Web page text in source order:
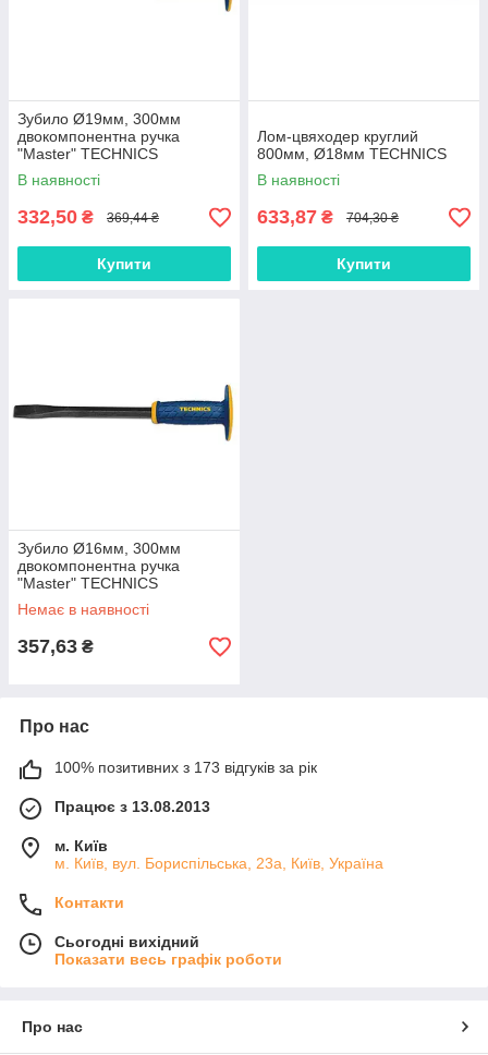
Зубило Ø19мм, 300мм
двокомпонентна ручка
"Master" TECHNICS
В наявності
332,50 ₴ 369,44 ₴
Купити
Лом-цвяходер круглий
800мм, Ø18мм TECHNICS
В наявності
633,87 ₴ 704,30 ₴
Купити
Зубило Ø16мм, 300мм
двокомпонентна ручка
"Master" TECHNICS
Немає в наявності
357,63 ₴
Про нас
100% позитивних з 173 відгуків за рік
Працює з 13.08.2013
м. Київ
м. Київ, вул. Бориспільська, 23а, Київ, Україна
Контакти
Сьогодні вихідний
Показати весь графік роботи
Про нас